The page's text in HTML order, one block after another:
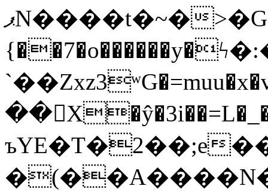
ޕN����t�~�>�G�{�Wރ�sl̞�@x_:�ˏ��՛��zU;wk�F�m�q}
ъYE�T�2��;e